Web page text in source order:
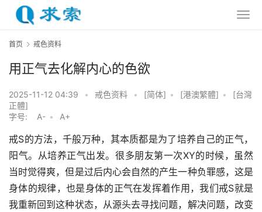
首页 戒色资料
用正气去化解内心的色欲
2025-11-12 04:39 • 戒色资料 • [简体] • [港澳繁體] •
[台灣
正體]
字号:
A- • A+
戒S的方法，千般万种，其本质都是为了培养自己的正气，
阳气。从培养正气出发。很多朋友第一次XY的时候，虽然
当时觉得爽，但是过后内心会自然的产生一种负罪感，这是
身体的规律，也是身体的正气在发挥着作用，我们戒S就是
我重新回到这种状态，从源头去寻找问题，解决问题，改变